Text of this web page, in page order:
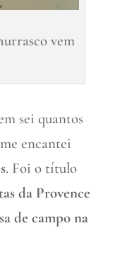
vem
sei quantos
encantei
. Foi o título
da Provence
de campo na